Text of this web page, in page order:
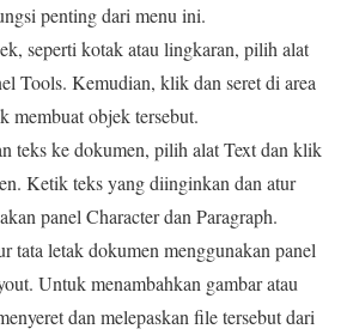
penting dari menu ini.
seperti kotak atau lingkaran, pilih alat
Tools. Kemudian, klik dan seret di area
membuat objek tersebut.
teks ke dokumen, pilih alat Text dan klik
Ketik teks yang diinginkan dan atur
panel Character dan Paragraph.
tata letak dokumen menggunakan panel
Untuk menambahkan gambar atau
dan melepaskan file tersebut dari